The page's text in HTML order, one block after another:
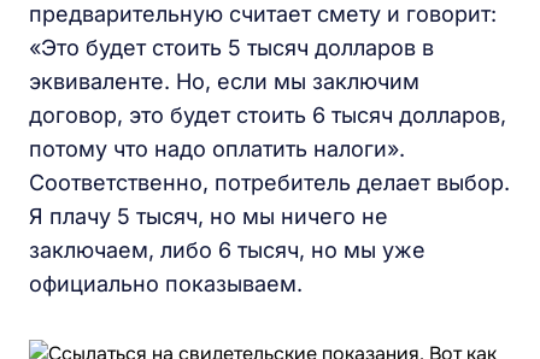
предварительную считает смету и говорит:
«Это будет стоить 5 тысяч долларов в
эквиваленте. Но, если мы заключим
договор, это будет стоить 6 тысяч долларов,
потому что надо оплатить налоги».
Соответственно, потребитель делает выбор.
Я плачу 5 тысяч, но мы ничего не
заключаем, либо 6 тысяч, но мы уже
официально показываем.